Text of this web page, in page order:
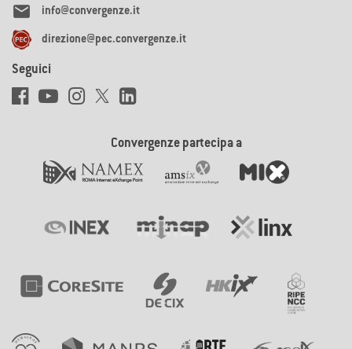
 info@convergenze.it
direzione@pec.convergenze.it
Seguici
Convergenze partecipa a